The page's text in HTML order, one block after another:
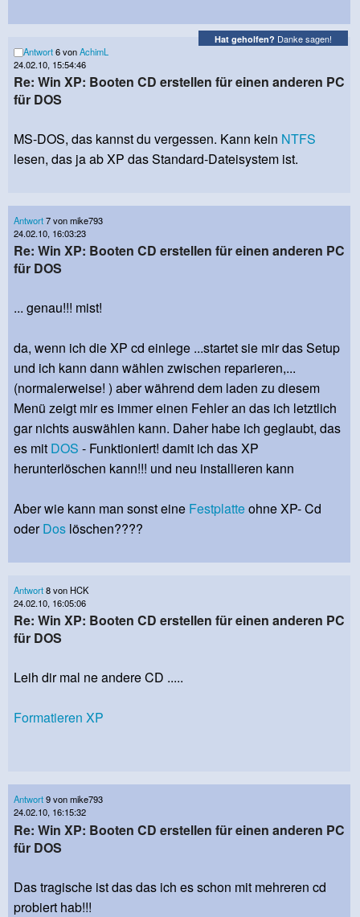
Hat geholfen? Danke sagen!
Antwort6 vonAchimL
24.02.10, 15:54:46
Re: Win XP: Booten CD erstellen für einen anderen PC
für DOS
MS-DOS, das kannst du vergessen. Kann kein NTFS
lesen, das ja ab XP das Standard-Dateisystem ist.
Antwort7 von mike793
24.02.10, 16:03:23
Re: Win XP: Booten CD erstellen für einen anderen PC
für DOS
... genau!!! mist!
da, wenn ich die XP cd einlege ...startet sie mir das Setup
und ich kann dann wählen zwischen reparieren,...
(normalerweise! ) aber während dem laden zu diesem
Menü zeigt mir es immer einen Fehler an das ich letztlich
gar nichts auswählen kann. Daher habe ich geglaubt, das
es mit DOS - Funktioniert! damit ich das XP
herunterlöschen kann!!! und neu installieren kann
Aber wie kann man sonst eine Festplatteohne XP- Cd
oderDos löschen????
Antwort8 von HCK
24.02.10, 16:05:06
Re: Win XP: Booten CD erstellen für einen anderen PC
für DOS
Leih dir mal ne andere CD .....
Formatieren XP
Antwort9 von mike793
24.02.10, 16:15:32
Re: Win XP: Booten CD erstellen für einen anderen PC
für DOS
Das tragische ist das das ich es schon mit mehreren cd
probiert hab!!!